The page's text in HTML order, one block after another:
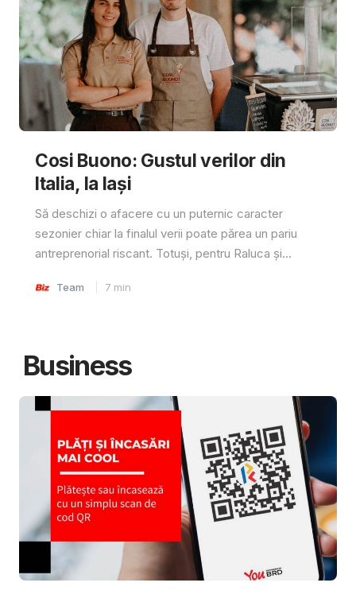
Cosi Buono: Gustul verilor din
Italia, la Iași
Să deschizi o afacere cu un puternic caracter
sezonier chiar la finalul verii poate părea un pariu
antreprenorial riscant. Totuși, pentru Raluca și...
Team 7 min
Business